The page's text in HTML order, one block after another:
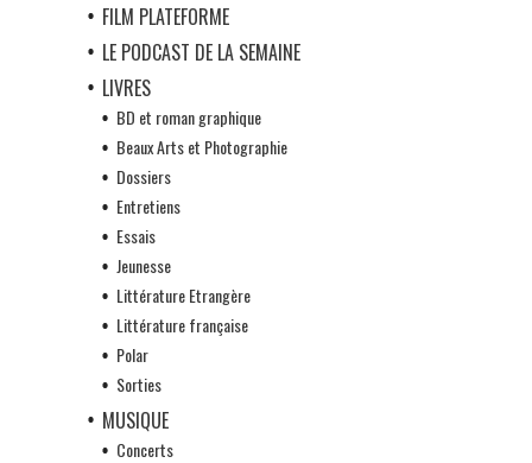
FILM PLATEFORME
LE PODCAST DE LA SEMAINE
LIVRES
BD et roman graphique
Beaux Arts et Photographie
Dossiers
Entretiens
Essais
Jeunesse
Littérature Etrangère
Littérature française
Polar
Sorties
MUSIQUE
Concerts